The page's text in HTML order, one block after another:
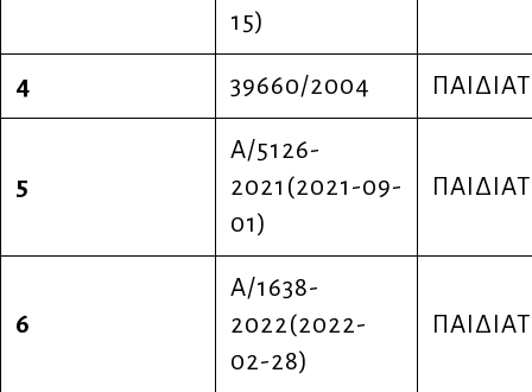
15)
4 39660/2004
5
Α/5126-
2021(2021-09-
01)
6
Α/1638-
2022(2022-
02-28)